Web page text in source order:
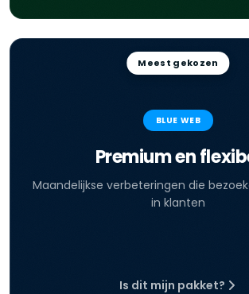
Meest gekozen
BLUE WEB
Premium en
Maandelijkse verbeteringen die
in klanten
Is dit mijn pakket?